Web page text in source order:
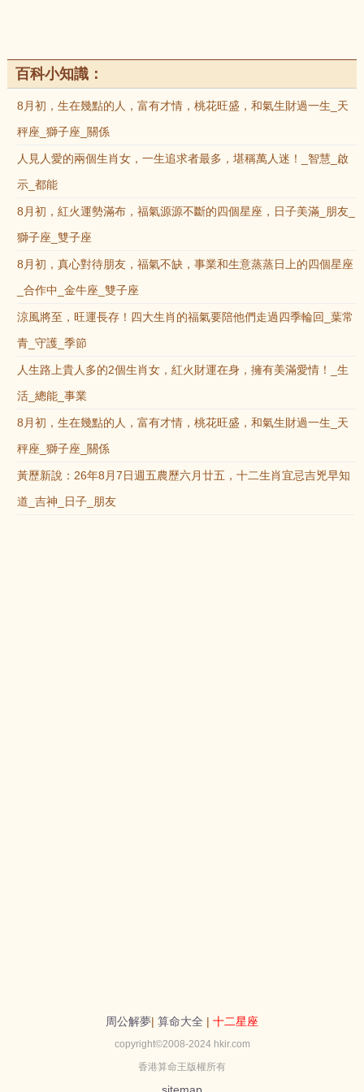
百科小知識：
8月初，生在幾點的人，富有才情，桃花旺盛，和氣生財過一生_天
秤座_獅子座_關係
人見人愛的兩個生肖女，一生追求者最多，堪稱萬人迷！_智慧_啟
示_都能
8月初，紅火運勢滿布，福氣源源不斷的四個星座，日子美滿_朋友_
獅子座_雙子座
8月初，真心對待朋友，福氣不缺，事業和生意蒸蒸日上的四個星座
_合作中_金牛座_雙子座
涼風將至，旺運長存！四大生肖的福氣要陪他們走過四季輪回_葉常
青_守護_季節
人生路上貴人多的2個生肖女，紅火財運在身，擁有美滿愛情！_生
活_總能_事業
8月初，生在幾點的人，富有才情，桃花旺盛，和氣生財過一生_天
秤座_獅子座_關係
黃歷新說：26年8月7日週五農歷六月廿五，十二生肖宜忌吉兇早知
道_吉神_日子_朋友
周公解夢| 算命大全 | 十二星座
copyright©2008-2024 hkir.com
香港算命王版權所有